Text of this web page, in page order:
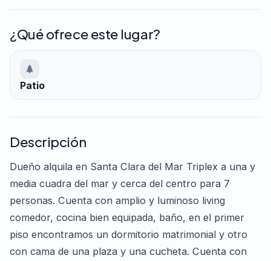
¿Qué ofrece este lugar?
Patio
Descripción
Dueño alquila en Santa Clara del Mar Triplex a una y
media cuadra del mar y cerca del centro para 7
personas. Cuenta con amplio y luminoso living
comedor, cocina bien equipada, baño, en el primer
piso encontramos un dormitorio matrimonial y otro
con cama de una plaza y una cucheta. Cuenta con